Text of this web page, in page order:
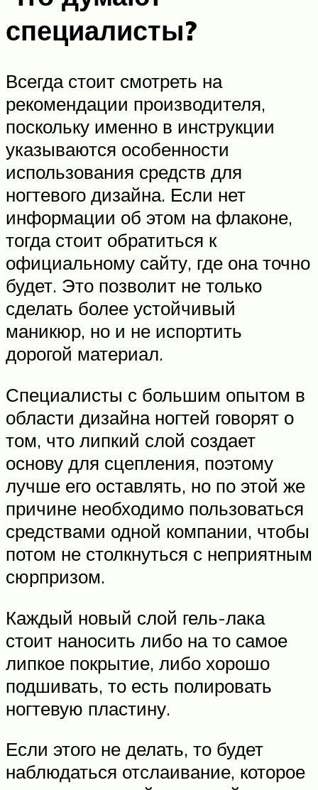
специалисты?
Всегда стоит смотреть на
рекомендации производителя,
поскольку именно в инструкции
указываются особенности
использования средств для
ногтевого дизайна. Если нет
информации об этом на флаконе,
тогда стоит обратиться к
официальному сайту, где она точно
будет. Это позволит не только
сделать более устойчивый
маникюр, но и не испортить
дорогой материал.
Специалисты с большим опытом в
области дизайна ногтей говорят о
том, что липкий слой создает
основу для сцепления, поэтому
лучше его оставлять, но по этой же
причине необходимо пользоваться
средствами одной компании, чтобы
потом не столкнуться с неприятным
сюрпризом.
Каждый новый слой гель-лака
стоит наносить либо на то самое
липкое покрытие, либо хорошо
подшивать, то есть полировать
ногтевую пластину.
Если этого не делать, то будет
наблюдаться отслаивание, которое